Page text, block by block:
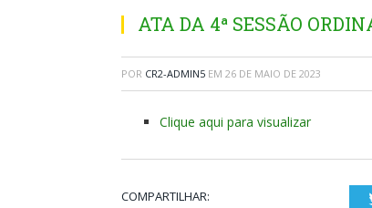
ATA DA 4ª SESSÃO
POR CR2-ADMIN5 EM 26 DE MAIO DE 2023
Clique aqui para visualizar
COMPARTILHAR: